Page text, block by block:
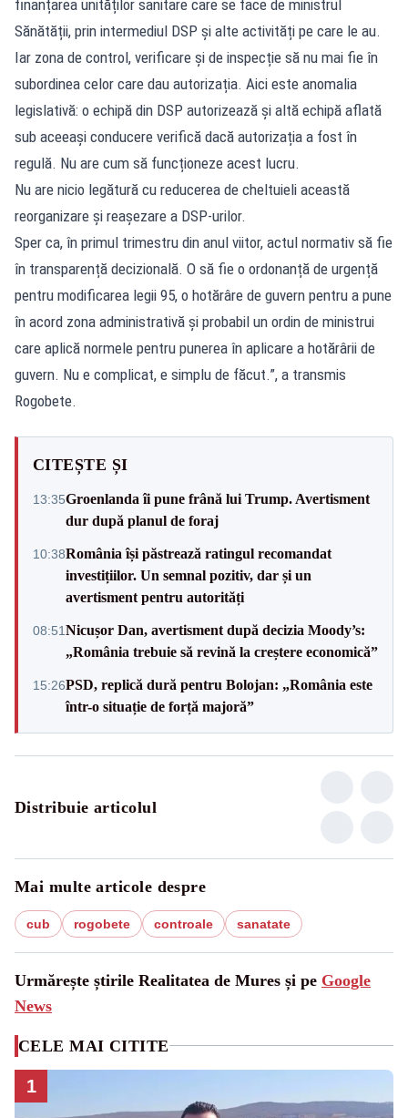
finanțarea unităților sanitare care se face de ministrul
Sănătății, prin intermediul DSP și alte activități pe care le au.
Iar zona de control, verificare și de inspecție să nu mai fie în
subordinea celor care dau autorizația. Aici este anomalia
legislativă: o echipă din DSP autorizează și altă echipă aflată
sub aceeași conducere verifică dacă autorizația a fost în
regulă. Nu are cum să funcționeze acest lucru.
Nu are nicio legătură cu reducerea de cheltuieli această
reorganizare și reașezare a DSP-urilor.
Sper ca, în primul trimestru din anul viitor, actul normativ să fie
în transparență decizională. O să fie o ordonanță de urgență
pentru modificarea legii 95, o hotărâre de guvern pentru a pune
în acord zona administrativă și probabil un ordin de ministrui
care aplică normele pentru punerea în aplicare a hotărârii de
guvern. Nu e complicat, e simplu de făcut.”, a transmis
Rogobete.
CITEȘTE ȘI
13:35Groenlanda îi pune frână lui Trump. Avertisment
dur după planul de foraj
10:38România își păstrează ratingul recomandat
investițiilor. Un semnal pozitiv, dar și un
avertisment pentru autorități
08:51Nicușor Dan, avertisment după decizia Moody’s:
„România trebuie să revină la creștere economică”
15:26PSD, replică dură pentru Bolojan: „România este
într-o situație de forță majoră”
Distribuie articolul
Mai multe articole despre
cub rogobete controale sanatate
Urmărește știrile Realitatea de Mures și pe Google
News
CELE MAI CITITE
1